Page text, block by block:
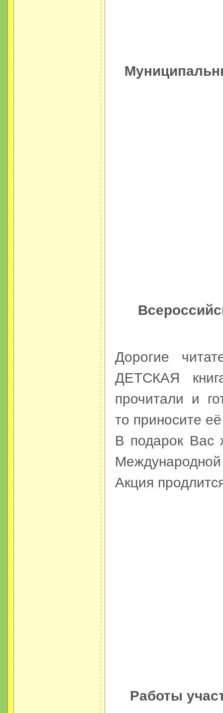
Дорогие
ДЕТСКАЯ
прочитали и
то приносите
В подарок Вас
Акция
Работы